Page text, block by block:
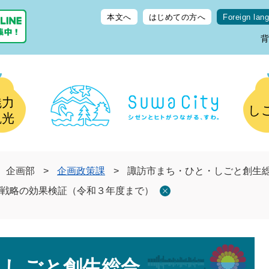
本文へ はじめての方へ Foreign
し
企画部 > 企画政策課 >
諏訪市まち・ひと・しごと創生
略の効果検証（令和３年度まで）